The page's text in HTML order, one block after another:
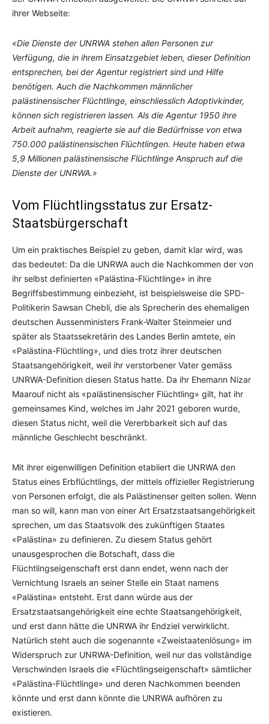
ihrer Webseite:
«Die Dienste der UNRWA stehen allen Personen zur
Verfügung, die in ihrem Einsatzgebiet leben, dieser Definition
entsprechen, bei der Agentur registriert sind und Hilfe
benötigen. Auch die Nachkommen männlicher
palästinensischer Flüchtlinge, einschliesslich Adoptivkinder,
können sich registrieren lassen. Als die Agentur 1950 ihre
Arbeit aufnahm, reagierte sie auf die Bedürfnisse von etwa
750.000 palästinensischen Flüchtlingen. Heute haben etwa
5,9 Millionen palästinensische Flüchtlinge Anspruch auf die
Dienste der UNRWA.»
Vom Flüchtlingsstatus zur Ersatz-
Staatsbürgerschaft
Um ein praktisches Beispiel zu geben, damit klar wird, was
das bedeutet: Da die UNRWA auch die Nachkommen der von
ihr selbst definierten «Palästina-Flüchtlinge» in ihre
Begriffsbestimmung einbezieht, ist beispielsweise die SPD-
Politikerin Sawsan Chebli, die als Sprecherin des ehemaligen
deutschen Aussenministers Frank-Walter Steinmeier und
später als Staatssekretärin des Landes Berlin amtete, ein
«Palästina-Flüchtling», und dies trotz ihrer deutschen
Staatsangehörigkeit, weil ihr verstorbener Vater gemäss
UNRWA-Definition diesen Status hatte. Da ihr Ehemann Nizar
Maarouf nicht als «palästinensischer Flüchtling» gilt, hat ihr
gemeinsames Kind, welches im Jahr 2021 geboren wurde,
diesen Status nicht, weil die Vererbbarkeit sich auf das
männliche Geschlecht beschränkt.
Mit ihrer eigenwilligen Definition etabliert die UNRWA den
Status eines Erbflüchtlings, der mittels offizieller Registrierung
von Personen erfolgt, die als Palästinenser gelten sollen. Wenn
man so will, kann man von einer Art Ersatzstaatsangehörigkeit
sprechen, um das Staatsvolk des zukünftigen Staates
«Palästina» zu definieren. Zu diesem Status gehört
unausgesprochen die Botschaft, dass die
Flüchtlingseigenschaft erst dann endet, wenn nach der
Vernichtung Israels an seiner Stelle ein Staat namens
«Palästina» entsteht. Erst dann würde aus der
Ersatzstaatsangehörigkeit eine echte Staatsangehörigkeit,
und erst dann hätte die UNRWA ihr Endziel verwirklicht.
Natürlich steht auch die sogenannte «Zweistaatenlösung» im
Widerspruch zur UNRWA-Definition, weil nur das vollständige
Verschwinden Israels die «Flüchtlingseigenschaft» sämtlicher
«Palästina-Flüchtlinge» und deren Nachkommen beenden
könnte und erst dann könnte die UNRWA aufhören zu
existieren.